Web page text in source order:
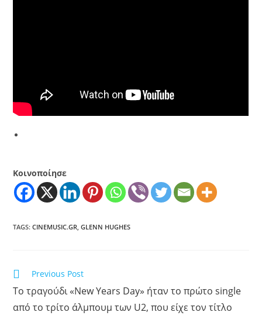
Κοινοποίησε
TAGS:CINEMUSIC.GR, GLENN HUGHES
Previous Post
To τραγούδι «New Years Day» ήταν το πρώτο single
από το τρίτο άλμπουμ των U2, που είχε τον τίτλο